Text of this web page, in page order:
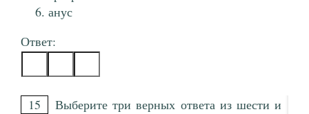
анус
Ответ:
15
Выберите три верных ответа из шести и